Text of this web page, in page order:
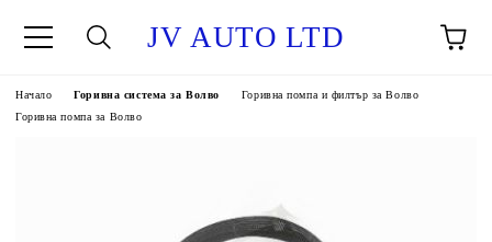
JV AUTO LTD
Начало Горивна система за Волво
Горивна помпа и филтър за Волво
Горивна помпа за Волво